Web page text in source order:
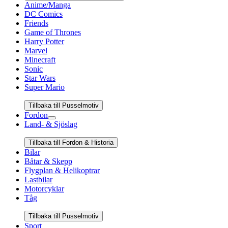
Anime/Manga
DC Comics
Friends
Game of Thrones
Harry Potter
Marvel
Minecraft
Sonic
Star Wars
Super Mario
Tillbaka till Pusselmotiv
Fordon
Land- & Sjöslag
Tillbaka till Fordon & Historia
Bilar
Båtar & Skepp
Flygplan & Helikoptrar
Lastbilar
Motorcyklar
Tåg
Tillbaka till Pusselmotiv
Sport